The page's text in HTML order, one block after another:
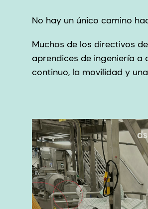
No hay un único camino
Muchos de los directivos
aprendices de ingeniería a
continuo, la movilidad y